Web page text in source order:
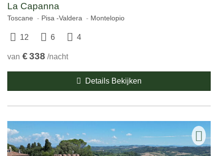
La Capanna
Toscane Pisa -Valdera Montelopio
12 6 4
van €338 /nacht
Details Bekijken